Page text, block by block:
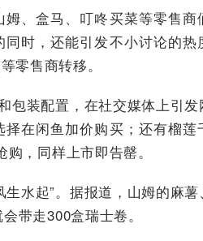
、盒马、叮咚买菜等零售商
时，还能引发不小讨论的热
零售商转移。
包装配置，在社交媒体上引
在闲鱼加价购买；还有榴莲
，同样上市即告罄。
水起”。据报道，山姆的麻
带走300盒瑞士卷。